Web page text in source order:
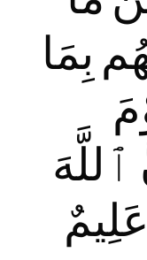
بِمَا
ٱللَّهَ